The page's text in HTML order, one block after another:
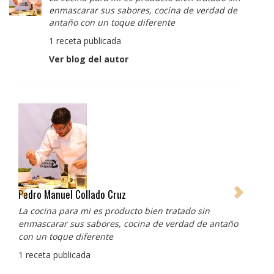
enmascarar sus sabores, cocina de verdad de
antaño con un toque diferente
1 receta publicada
Ver blog del autor
Pedro Manuel Collado Cruz
La cocina para mi es producto bien tratado sin
enmascarar sus sabores, cocina de verdad de antaño
con un toque diferente
1 receta publicada